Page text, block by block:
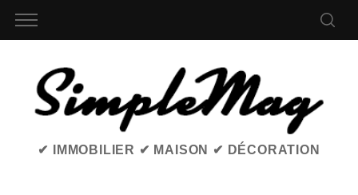
✔ IMMOBILIER ✔ MAISON ✔ DÉCORATION